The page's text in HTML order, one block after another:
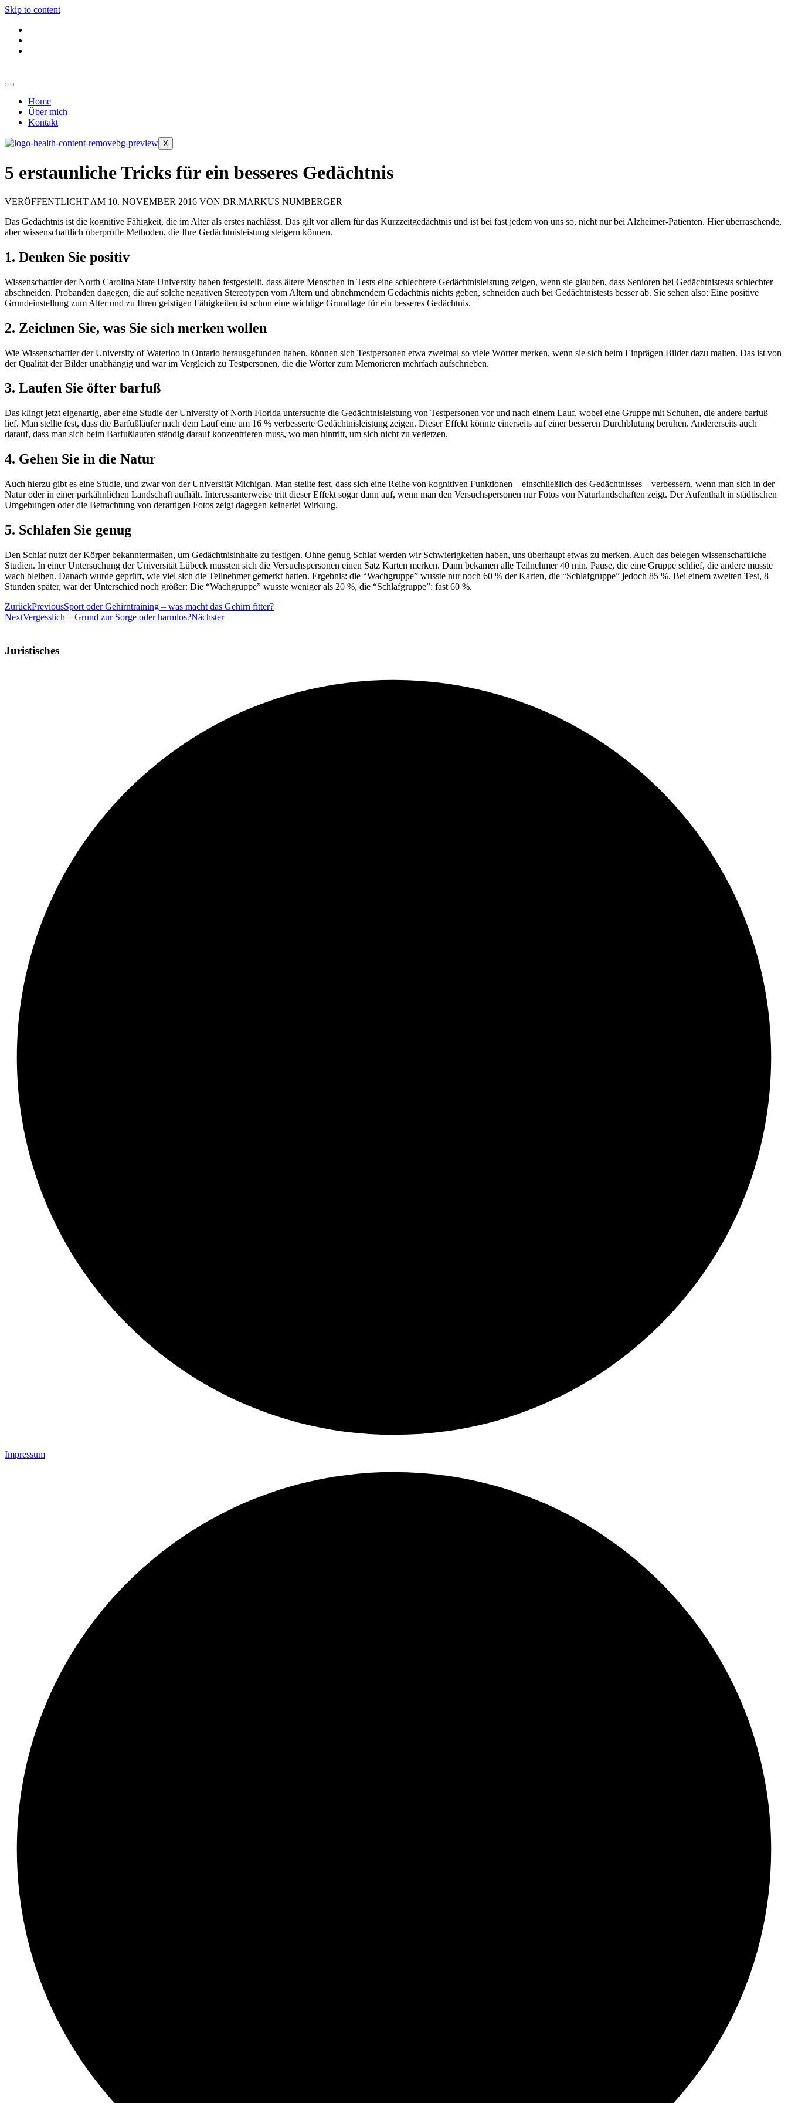
Skip to content
Home
Über mich
Kontakt
X
5 erstaunliche Tricks für ein besseres Gedächtnis
VERÖFFENTLICHT AM 10. NOVEMBER 2016 VON DR.MARKUS NUMBERGER
Das Gedächtnis ist die kognitive Fähigkeit, die im Alter als erstes nachlässt. Das gilt vor allem für das Kurzzeitgedächtnis und ist bei fast jedem von uns so, nicht nur bei Alzheimer-Patienten. Hier überraschende,
aber wissenschaftlich überprüfte Methoden, die Ihre Gedächtnisleistung steigern können.
1. Denken Sie positiv
Wissenschaftler der North Carolina State University haben festgestellt, dass ältere Menschen in Tests eine schlechtere Gedächtnisleistung zeigen, wenn sie glauben, dass Senioren bei Gedächtnistests schlechter
abschneiden. Probanden dagegen, die auf solche negativen Stereotypen vom Altern und abnehmendem Gedächtnis nichts geben, schneiden auch bei Gedächtnistests besser ab. Sie sehen also: Eine positive
Grundeinstellung zum Alter und zu Ihren geistigen Fähigkeiten ist schon eine wichtige Grundlage für ein besseres Gedächtnis.
2. Zeichnen Sie, was Sie sich merken wollen
Wie Wissenschaftler der University of Waterloo in Ontario herausgefunden haben, können sich Testpersonen etwa zweimal so viele Wörter merken, wenn sie sich beim Einprägen Bilder dazu malten. Das ist von
der Qualität der Bilder unabhängig und war im Vergleich zu Testpersonen, die die Wörter zum Memorieren mehrfach aufschrieben.
3. Laufen Sie öfter barfuß
Das klingt jetzt eigenartig, aber eine Studie der University of North Florida untersuchte die Gedächtnisleistung von Testpersonen vor und nach einem Lauf, wobei eine Gruppe mit Schuhen, die andere barfuß
lief. Man stellte fest, dass die Barfußläufer nach dem Lauf eine um 16 % verbesserte Gedächtnisleistung zeigen. Dieser Effekt könnte einerseits auf einer besseren Durchblutung beruhen. Andererseits auch
darauf, dass man sich beim Barfußlaufen ständig darauf konzentrieren muss, wo man hintritt, um sich nicht zu verletzen.
4. Gehen Sie in die Natur
Auch hierzu gibt es eine Studie, und zwar von der Universität Michigan. Man stellte fest, dass sich eine Reihe von kognitiven Funktionen – einschließlich des Gedächtnisses – verbessern, wenn man sich in der
Natur oder in einer parkähnlichen Landschaft aufhält. Interessanterweise tritt dieser Effekt sogar dann auf, wenn man den Versuchspersonen nur Fotos von Naturlandschaften zeigt. Der Aufenthalt in städtischen
Umgebungen oder die Betrachtung von derartigen Fotos zeigt dagegen keinerlei Wirkung.
5. Schlafen Sie genug
Den Schlaf nutzt der Körper bekanntermaßen, um Gedächtnisinhalte zu festigen. Ohne genug Schlaf werden wir Schwierigkeiten haben, uns überhaupt etwas zu merken. Auch das belegen wissenschaftliche
Studien. In einer Untersuchung der Universität Lübeck mussten sich die Versuchspersonen einen Satz Karten merken. Dann bekamen alle Teilnehmer 40 min. Pause, die eine Gruppe schlief, die andere musste
wach bleiben. Danach wurde geprüft, wie viel sich die Teilnehmer gemerkt hatten. Ergebnis: die “Wachgruppe” wusste nur noch 60 % der Karten, die “Schlafgruppe” jedoch 85 %. Bei einem zweiten Test, 8
Stunden später, war der Unterschied noch größer: Die “Wachgruppe” wusste weniger als 20 %, die “Schlafgruppe”: fast 60 %.
ZurückPreviousSport oder Gehirntraining – was macht das Gehirn fitter?
NextVergesslich – Grund zur Sorge oder harmlos?Nächster
Juristisches
Impressum